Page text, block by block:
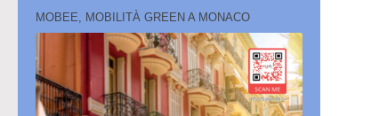
MOBEE, MOBILITÀ GREEN A MONACO